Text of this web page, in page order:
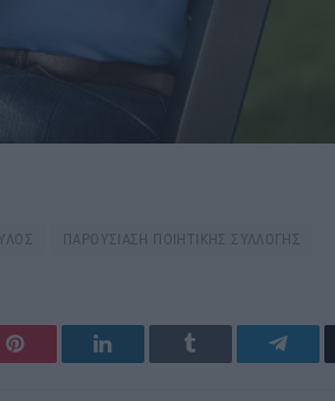
ΠΑΡΟΥΣΙΑΣΗ ΠΟΙΗΤΙΚΗΣ ΣΥΛΛΟΓΗΣ
Pinterest LinkedIn Tumblr